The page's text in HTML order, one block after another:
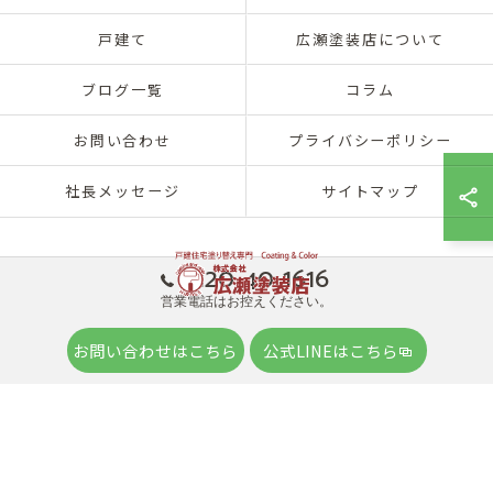
0120-40-1616
営業電話はお控えください。
お問い合わせはこちら 公式LINEはこちら
戸建て 広瀬塗装店について
ブログ一覧 コラム
お問い合わせ プライバシーポリシー
社長メッセージ サイトマップ
© 2026 兵庫県神戸市北区の外壁塗装は株式会社広瀬塗装店 ALL RIGHTS
RESERVED.